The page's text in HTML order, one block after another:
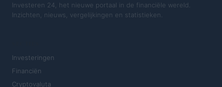
Investeren 24, het nieuwe portaal in de financiële wereld.
Inzichten, nieuws, vergelijkingen en statistieken.
Investeringen
Financiën
Cryptovaluta